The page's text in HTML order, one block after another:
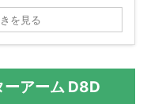
を見る
ーアーム D8D